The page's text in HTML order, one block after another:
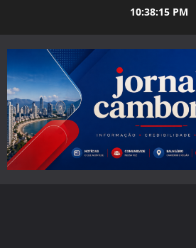
10:38:16 PM